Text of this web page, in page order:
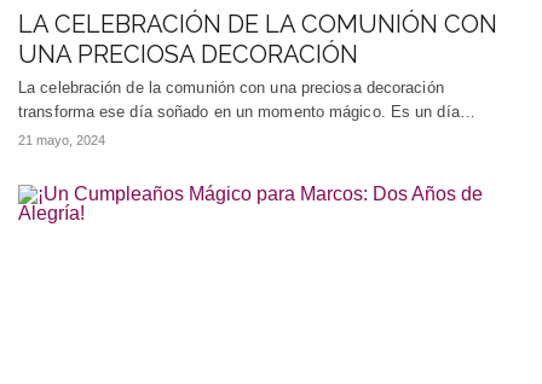
LA CELEBRACIÓN DE LA COMUNIÓN CON
UNA PRECIOSA DECORACIÓN
La celebración de la comunión con una preciosa decoración
transforma ese día soñado en un momento mágico. Es un día…
21 mayo, 2024